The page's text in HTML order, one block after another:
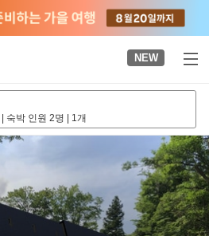
NEW
| 숙박 인원 2명 | 1개